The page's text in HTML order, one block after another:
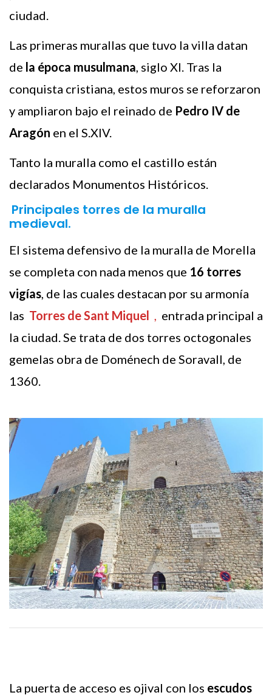
ciudad.
Las primeras murallas que tuvo la villa datan
de la época musulmana, siglo XI. Tras la
conquista cristiana, estos muros se reforzaron
y ampliaron bajo el reinado de Pedro IV de
Aragón en el S.XIV.
Tanto la muralla como el castillo están
declarados Monumentos Históricos.
Principales torres de la muralla
medieval.
El sistema defensivo de la muralla de Morella
se completa con nada menos que 16 torres
vigías, de las cuales destacan por su armonía
las Torres de Sant Miquel , entrada principal a
la ciudad. Se trata de dos torres octogonales
gemelas obra de Doménech de Soravall, de
1360.
La puerta de acceso es ojival con los escudos